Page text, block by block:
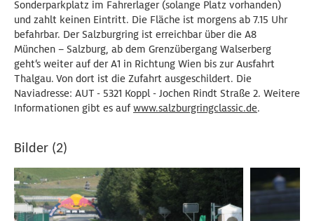
Sonderparkplatz im Fahrerlager (solange Platz vorhanden)
und zahlt keinen Eintritt. Die Fläche ist morgens ab 7.15 Uhr
befahrbar. Der Salzburgring ist erreichbar über die A8
München – Salzburg, ab dem Grenzübergang Walserberg
geht‘s weiter auf der A1 in Richtung Wien bis zur Ausfahrt
Thalgau. Von dort ist die Zufahrt ausgeschildert. Die
Naviadresse: AUT - 5321 Koppl - Jochen Rindt Straße 2. Weitere
Informationen gibt es aufwww.salzburgringclassic.de.
Bilder (2)